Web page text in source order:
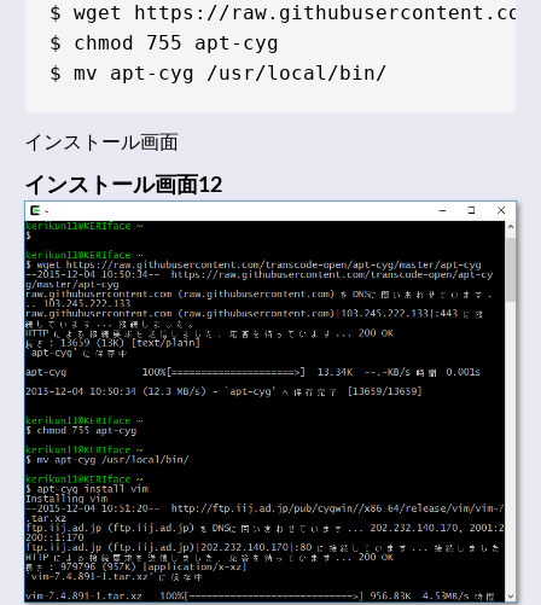
$ wget https://
$ chmod 755 apt-cyg
インストール画面
インストール画面12